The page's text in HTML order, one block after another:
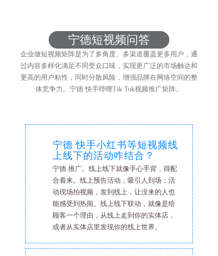
宁德短视频问答
企业做短视频矩阵是为了多角度、多渠道覆盖更多用户，通
过内容多样化满足不同受众口味，实现更广泛的市场触达和
更高的用户粘性，同时分散风险，增强品牌在网络空间的整
体竞争力。宁德 快手哔哩Tik Tok视频推广矩阵。
宁德 快手小红书等短视频线
上线下的活动咋结合？
宁德 推广。线上线下就像手心手背，得配
合着来。线上预告活动，吸引人到场；活
动现场拍视频，发到线上，让没来的人也
能感受到热闹。线上线下联动，就像是给
顾客一个理由，从线上走到你的实体店，
或者从实体店里发现你的线上世界。